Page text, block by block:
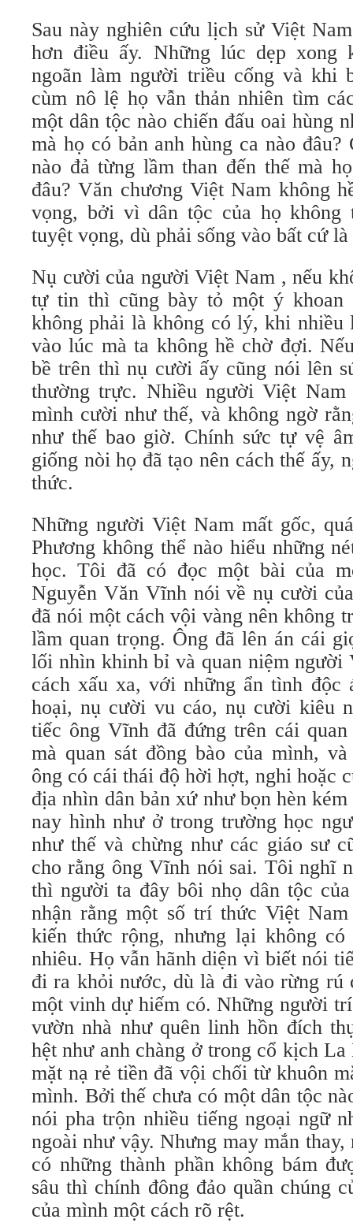
Sau này nghiên cứu lịch sử Việt
hơn điều ấy. Những lúc dẹp xong
ngoãn làm người triều cống và khi
cùm nô lệ họ vẫn thản nhiên tìm
một dân tộc nào chiến đấu oai hùng
mà họ có bản anh hùng ca nào đâu?
nào đả từng lầm than đến thế mà
đâu? Văn chương Việt Nam không
vọng, bởi vì dân tộc của họ không
tuyệt vọng, dù phải sống vào bất cứ
Nụ cười của người Việt Nam , nếu
tự tin thì cũng bày tỏ một ý
không phải là không có lý, khi nhiều
vào lúc mà ta không hề chờ đợi.
bề trên thì nụ cười ấy cũng nói lên
thường trực. Nhiều người Việt
mình cười như thế, và không ngờ
như thế bao giờ. Chính sức tự vệ
giống nòi họ đã tạo nên cách thế ấy,
thức.
Những người Việt Nam mất gốc,
Phương không thể nào hiểu những
học. Tôi đã có đọc một bài của
Nguyễn Văn Vĩnh nói về nụ cười
đã nói một cách vội vàng nên không
lầm quan trọng. Ông đã lên án cái
lối nhìn khinh bỉ và quan niệm người
cách xấu xa, với những ẩn tình độc
hoại, nụ cười vu cáo, nụ cười kiêu
tiếc ông Vĩnh đã đứng trên cái
mà quan sát đồng bào của mình,
ông có cái thái độ hời hợt, nghi hoặc
địa nhìn dân bản xứ như bọn hèn
nay hình như ở trong trường học
như thế và chừng như các giáo sư
cho rằng ông Vĩnh nói sai. Tôi nghĩ
thì người ta đây bôi nhọ dân tộc
nhận rằng một số trí thức Việt
kiến thức rộng, nhưng lại không có
nhiêu. Họ vẫn hãnh diện vì biết nói
đi ra khỏi nước, dù là đi vào rừng rú
một vinh dự hiếm có. Những người
vườn nhà như quên linh hồn đích
hệt như anh chàng ở trong cổ kịch
mặt nạ rẻ tiền đã vội chối từ khuôn
mình. Bởi thế chưa có một dân tộc
nói pha trộn nhiều tiếng ngoại ngữ
ngoài như vậy. Nhưng may mắn
có những thành phần không bám
sâu thì chính đông đảo quần chúng
của mình một cách rõ rệt.